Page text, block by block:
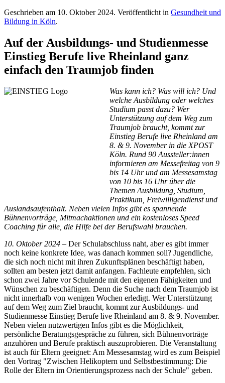
Geschrieben am 10. Oktober 2024. Veröffentlicht in Gesundheit und
Bildung in Köln.
Auf der Ausbildungs- und Studienmesse
Einstieg Berufe live Rheinland ganz
einfach den Traumjob finden
Was kann ich? Was will ich? Und
welche Ausbildung oder welches
Studium passt dazu? Wer
Unterstützung auf dem Weg zum
Traumjob braucht, kommt zur
Einstieg Berufe live Rheinland am
8. & 9. November in die XPOST
Köln. Rund 90 Aussteller:innen
informieren am Messefreitag von 9
bis 14 Uhr und am Messesamstag
von 10 bis 16 Uhr über die
Themen Ausbildung, Studium,
Praktikum, Freiwilligendienst und
Auslandsaufenthalt. Neben vielen Infos gibt es spannende
Bühnenvorträge, Mitmachaktionen und ein kostenloses Speed
Coaching für alle, die Hilfe bei der Berufswahl brauchen.
10. Oktober 2024 – Der Schulabschluss naht, aber es gibt immer
noch keine konkrete Idee, was danach kommen soll? Jugendliche,
die sich noch nicht mit ihren Zukunftsplänen beschäftigt haben,
sollten am besten jetzt damit anfangen. Fachleute empfehlen, sich
schon zwei Jahre vor Schulende mit den eigenen Fähigkeiten und
Wünschen zu beschäftigen. Denn die Suche nach dem Traumjob ist
nicht innerhalb von wenigen Wochen erledigt. Wer Unterstützung
auf dem Weg zum Ziel braucht, kommt zur Ausbildungs- und
Studienmesse Einstieg Berufe live Rheinland am 8. & 9. November.
Neben vielen nutzwertigen Infos gibt es die Möglichkeit,
persönliche Beratungsgespräche zu führen, sich Bühnenvorträge
anzuhören und Berufe praktisch auszuprobieren. Die Veranstaltung
ist auch für Eltern geeignet: Am Messesamstag wird es zum Beispiel
den Vortrag "Zwischen Helikoptern und Selbstbestimmung: Die
Rolle der Eltern im Orientierungsprozess nach der Schule" geben.